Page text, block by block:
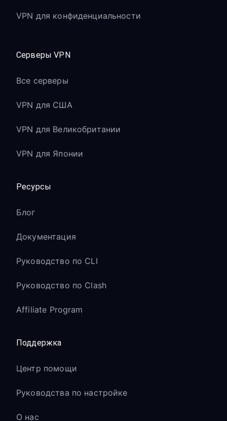
VPN для конфиденциальности
Серверы VPN
Все серверы
VPN для США
VPN для Великобритании
VPN для Японии
Ресурсы
Блог
Документация
Руководство по CLI
Руководство по Clash
Affiliate Program
Поддержка
Центр помощи
Руководства по настройке
О нас